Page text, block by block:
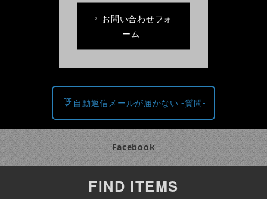
お問い合わせフォ
ーム
自動返信メールが届かない -質問-
Facebook
FIND ITEMS